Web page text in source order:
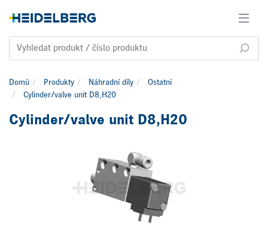
Domů Produkty Náhradní díly
Ostatní
Cylinder/valve unit D8,H20
Cylinder/valve unit D8,H20